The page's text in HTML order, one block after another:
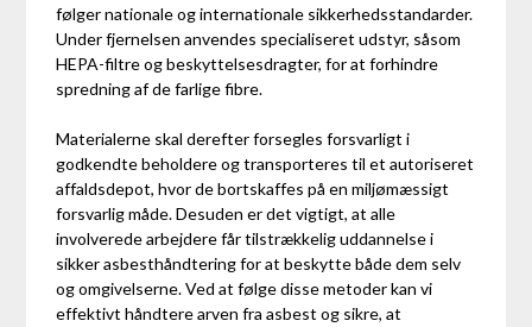
følger nationale og internationale sikkerhedsstandarder.
Under fjernelsen anvendes specialiseret udstyr, såsom
HEPA-filtre og beskyttelsesdragter, for at forhindre
spredning af de farlige fibre.
Materialerne skal derefter forsegles forsvarligt i
godkendte beholdere og transporteres til et autoriseret
affaldsdepot, hvor de bortskaffes på en miljømæssigt
forsvarlig måde. Desuden er det vigtigt, at alle
involverede arbejdere får tilstrækkelig uddannelse i
sikker asbesthåndtering for at beskytte både dem selv
og omgivelserne. Ved at følge disse metoder kan vi
effektivt håndtere arven fra asbest og sikre, at